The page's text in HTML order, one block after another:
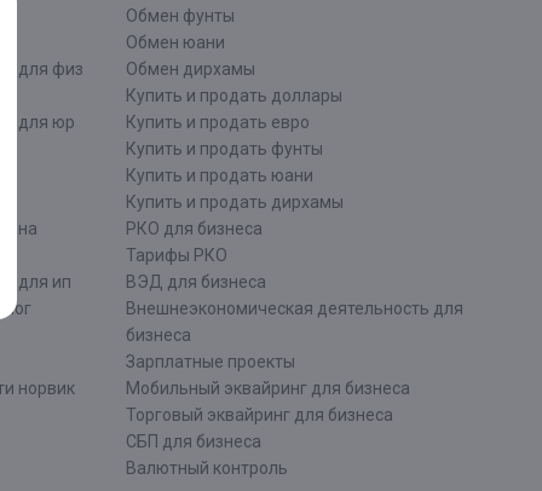
для физ
для юр
на
для ип
норвик
Обмен фунты
Обмен юани
Обмен дирхамы
Купить и продать доллары
Купить и продать евро
Купить и продать фунты
Купить и продать юани
Купить и продать дирхамы
РКО для бизнеса
Тарифы РКО
ВЭД для бизнеса
Внешнеэкономическая деятельность для
бизнеса
Зарплатные проекты
Мобильный эквайринг для бизнеса
Торговый эквайринг для бизнеса
СБП для бизнеса
Валютный контроль